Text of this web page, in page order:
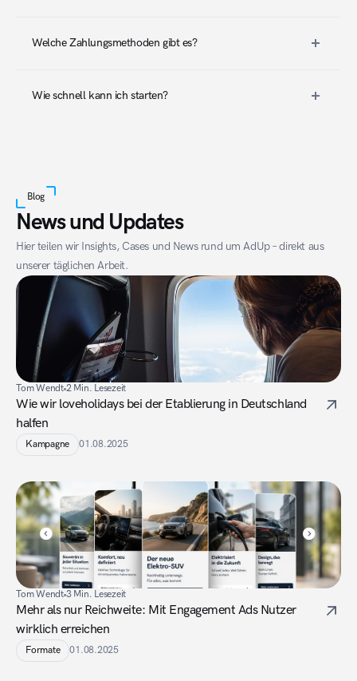
Welche Zahlungsmethoden gibt es?
Wie schnell kann ich starten?
Blog
News und Updates
Hier teilen wir Insights, Cases und News rund um AdUp – direkt aus
unserer täglichen Arbeit.
Tom Wendt 2 Min. Lesezeit
Wie wir loveholidays bei der Etablierung in Deutschland
halfen
Kampagne 01.08.2025
Tom Wendt 3 Min. Lesezeit
Mehr als nur Reichweite: Mit Engagement Ads Nutzer
wirklich erreichen
Formate 01.08.2025